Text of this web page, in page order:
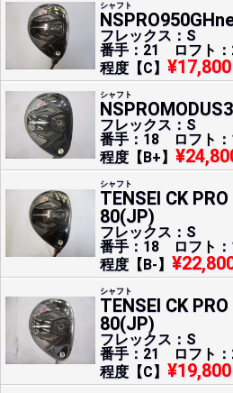
シャフト
フレックス：S
番手：21 ロフト：
程度【C】 ¥17,800
シャフト
フレックス：S
番手：18 ロフト
程度【B+】
シャフト
TENSEI CK
80(JP)
フレックス：S
番手：18 ロフト
程度【B-】
シャフト
TENSEI CK
80(JP)
フレックス：S
番手：21 ロフト
程度【C】 ¥19,800